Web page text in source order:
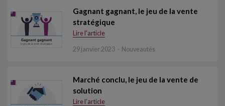
Gagnant gagnant, le jeu de la vente
stratégique
Lire l'article
29 janvier 2023 Nouveautés
Marché conclu, le jeu de la vente de
solution
Lire l'article